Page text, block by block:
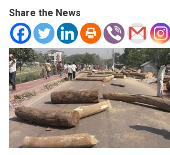
Share the News